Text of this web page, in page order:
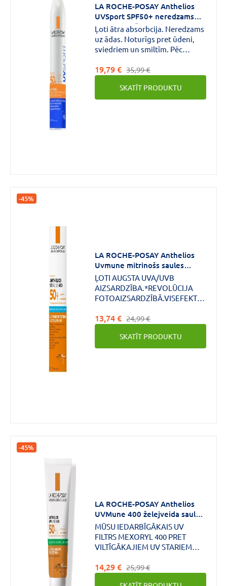
LA ROCHE-POSAY Anthelios
UVSport SPF50+ neredzams
atsvaidzinošs izsmidzināms
līdzeklis 200ml
Ļoti ātra absorbcija. Neredzams
uz ādas. Noturīgs pret ūdeni,
sviedriem un smiltīm. Pēc
sajūtu.
19,79 € 35,99 €
SKATĪT PRODUKTU
-45%
LA ROCHE-POSAY Anthelios
Uvmune mitrinošs saules
aizsargkrēms sejai SPF50 50 ml
ĻOTI AUGSTA UVA/UVB
AIZSARDZĪBA.*REVOLŪCIJA
FOTOAIZSARDZĪBĀ.VISEFEKTĪVĀKAIS
VISVILTĪGĀKO UV STAROJUMU
(340–400nm] = garie UVA, [380–
400nm] = īpaši garie
UVA).Jutīgai un sauli
13,74 € 24,99 €
SKATĪT PRODUKTU
-45%
LA ROCHE-POSAY Anthelios
UVMune 400 želejveida saules
aizsargkrēms sejai pret ādas
spīdumu SPF50+ 50 ml
MŪSU IEDARBĪGĀKAIS UV
FILTRS MEXORYL 400 PRET
VILTĪGĀKAJIEM UV STARIEM
400nm]=ļoti garie UVA).
INDIKĀCIJAS: Jutīga, taukaina
14,29 € 25,99 €